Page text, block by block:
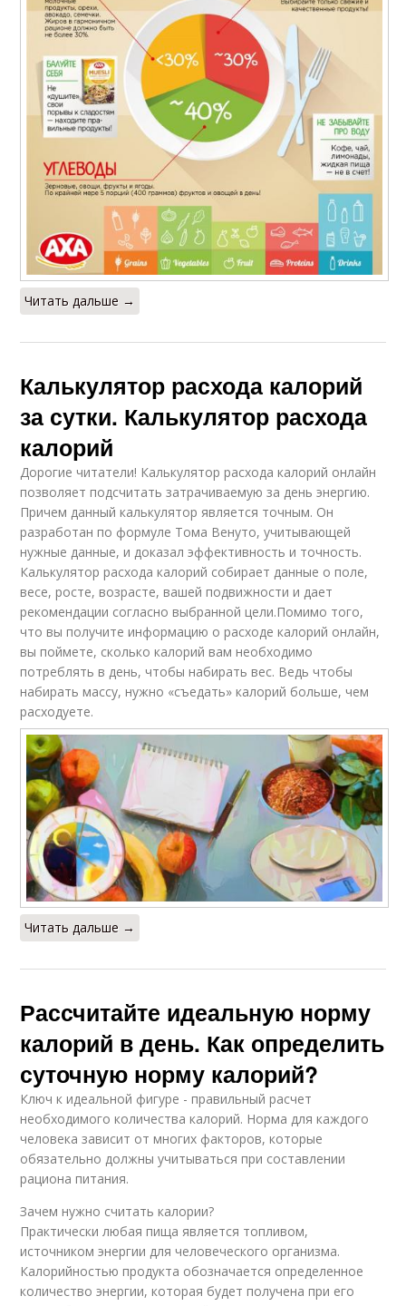
Читать дальше →
Калькулятор расхода калорий
за сутки. Калькулятор расхода
калорий
Дорогие читатели! Калькулятор расхода калорий онлайн
позволяет подсчитать затрачиваемую за день энергию.
Причем данный калькулятор является точным. Он
разработан по формуле Тома Венуто, учитывающей
нужные данные, и доказал эффективность и точность.
Калькулятор расхода калорий собирает данные о поле,
весе, росте, возрасте, вашей подвижности и дает
рекомендации согласно выбранной цели.Помимо того,
что вы получите информацию о расходе калорий онлайн,
вы поймете, сколько калорий вам необходимо
потреблять в день, чтобы набирать вес. Ведь чтобы
набирать массу, нужно «съедать» калорий больше, чем
расходуете.
Читать дальше →
Рассчитайте идеальную норму
калорий в день. Как определить
суточную норму калорий?
Ключ к идеальной фигуре - правильный расчет
необходимого количества калорий. Норма для каждого
человека зависит от многих факторов, которые
обязательно должны учитываться при составлении
рациона питания.
Зачем нужно считать калории?
Практически любая пища является топливом,
источником энергии для человеческого организма.
Калорийностью продукта обозначается определенное
количество энергии, которая будет получена при его